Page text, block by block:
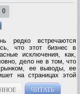
0
редко встречаются
что этот бизнес в
исключения, как,
дело не в том, что
ее выводы, ее
на страницах этой
на трейдинг, на
ЧИТАТЬ